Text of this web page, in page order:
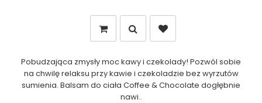
Pobudzająca zmysły moc kawy i czekolady! Pozwól sobie
na chwilę relaksu przy kawie i czekoladzie bez wyrzutów
sumienia. Balsam do ciała Coffee & Chocolate dogłębnie
nawi..